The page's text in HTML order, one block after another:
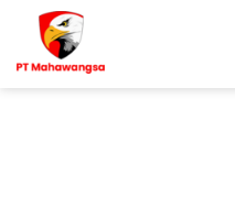
content